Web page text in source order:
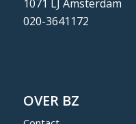
1071 LJ Amsterdam
020-3641172
OVER BZ